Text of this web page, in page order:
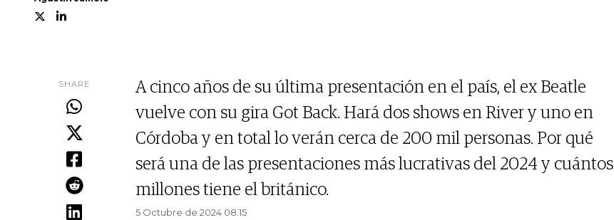
SHARE
A cinco años de su última presentación en el país, el ex Beatle
vuelve con su gira Got Back. Hará dos shows en River y uno en
Córdoba y en total lo verán cerca de 200 mil personas. Por qué
será una de las presentaciones más lucrativas del 2024 y cuántos
millones tiene el británico.
5 Octubre de 2024 08.15